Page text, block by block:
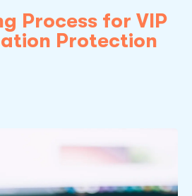
Process for VIP
Protection